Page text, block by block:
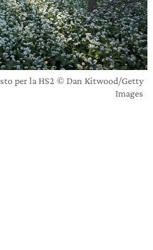
per la HS2 © Dan Kitwood/Getty
Images